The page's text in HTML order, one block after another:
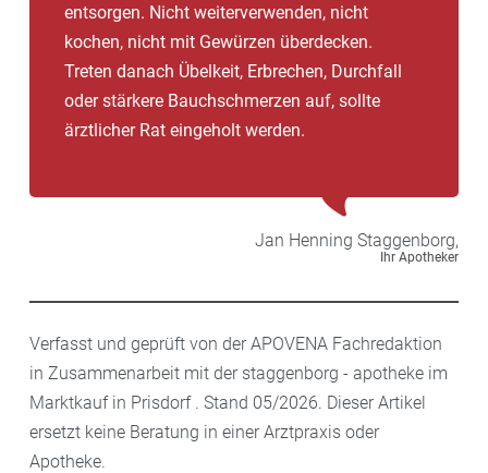
entsorgen. Nicht weiterverwenden, nicht
kochen, nicht mit Gewürzen überdecken.
Treten danach Übelkeit, Erbrechen, Durchfall
oder stärkere Bauchschmerzen auf, sollte
ärztlicher Rat eingeholt werden.
Jan Henning Staggenborg,
Ihr Apotheker
Verfasst und geprüft von der APOVENA Fachredaktion
in Zusammenarbeit mit der staggenborg - apotheke im
Marktkauf in Prisdorf . Stand 05/2026. Dieser Artikel
ersetzt keine Beratung in einer Arztpraxis oder
Apotheke.